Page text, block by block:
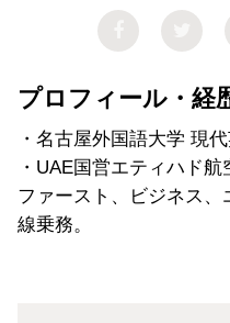
プロフィール・経
・名古屋外国語大学 現
・UAE国営エティハド航
ファースト、ビジネス
線乗務。